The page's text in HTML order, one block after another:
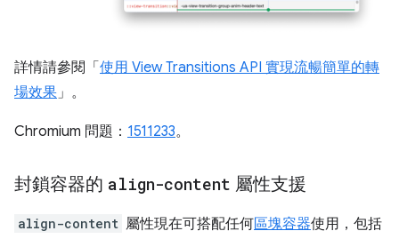
詳情請參閱「 使用 View Transitions API 實現流暢簡單的轉
場效果」。
Chromium 問題： 1511233。
封鎖容器的 align-content 屬性支援
align-content 屬性現在可搭配任何區塊容器使用，包括